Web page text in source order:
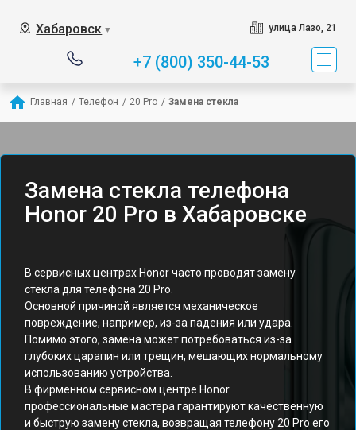
Хабаровск ▼ улица Лазо, 21
+7 (800) 350-44-53
Главная / Телефон / 20 Pro / Замена стекла
Замена стекла телефона
Honor 20 Pro в Хабаровске
В сервисных центрах Honor часто проводят замену
стекла для телефона 20 Pro.
Основной причиной является механическое
повреждение, например, из-за падения или удара.
Помимо этого, замена может потребоваться из-за
глубоких царапин или трещин, мешающих нормальному
использованию устройства.
В фирменном сервисном центре Honor
профессиональные мастера гарантируют качественную
и быструю замену стекла, возвращая телефону 20 Pro его